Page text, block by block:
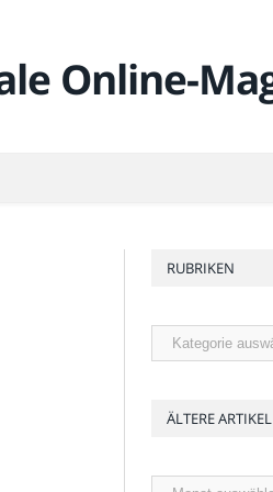
RUBRIKEN
Rubriken
ÄLTERE ARTIKEL
Ältere